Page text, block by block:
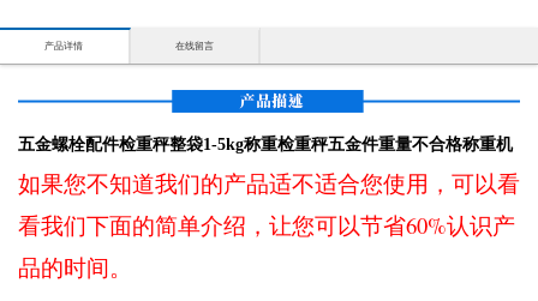
产品详情 在线留言
五金螺栓配件检重秤整袋1-5kg称重检重秤五金件重量不合格称重机
如果您不知道我们的产品适不适合您使用，可以看
看我们下面的简单介绍，让您可以节省60%认识产
品的时间。